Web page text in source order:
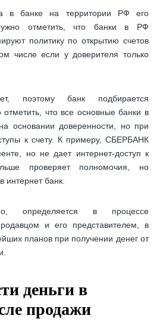
в банке на территории РФ его
отметить, что банки в РФ
политику по открытию счетов
числе если у доверителя только
поэтому банк подбирается
что все основные банки в
основании доверенности, но при
к счету. К примеру, СБЕРБАНК
но не дает интернет-доступ к
проверяет полномочия, но
интернет банк.
определяется в процессе
и его представителем, в
планов при получении денег от
деньги в
продажи